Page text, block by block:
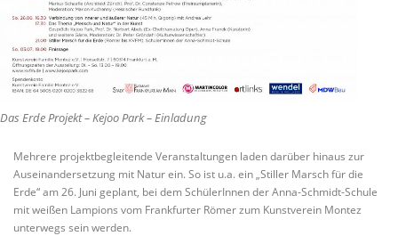
Das Erde Projekt – Kejoo Park – Einladung
Mehrere projektbegleitende Veranstaltungen laden darüber hinaus zur
Auseinandersetzung mit Natur ein. So ist u.a. ein „Stiller Marsch für die
Erde“ am 26. Juni geplant, bei dem SchülerInnen der Anna-Schmidt-Schule
mit weißen Lampions vom Frankfurter Römer zum Kunstverein Montez
unterwegs sein werden.